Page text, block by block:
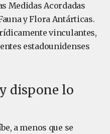
Medidas Acordadas
y Flora Antárticas.
vinculantes,
estadounidenses
dispone lo
a menos que se